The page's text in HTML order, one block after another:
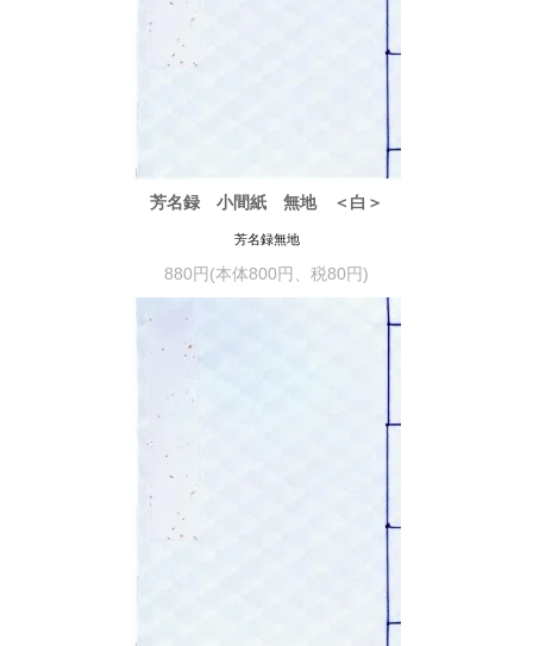
芳名録 小間紙 無地 ＜白＞
芳名録無地
880円(本体800円、税80円)